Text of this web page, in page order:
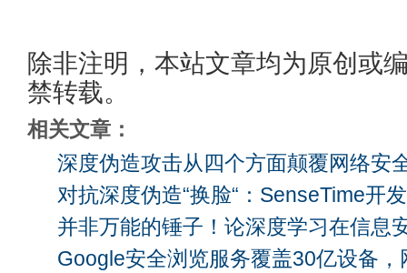
除非注明，本站文章均为原创或
禁转载。
相关文章：
深度伪造攻击从四个方面颠覆网络安
对抗深度伪造“换脸“：SenseTime开
并非万能的锤子！论深度学习在信息
Google安全浏览服务覆盖30亿设备